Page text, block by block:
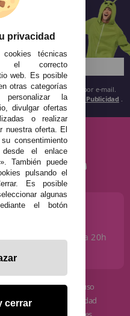
todo antes
novedades y tendencias por e-mail.
recogido en la Política de Publicidad .
AYUDA?
10 a 14h y de 17 a 20h
· Condiciones de uso
· Política de privacidad
privacidad
técnicas
el correcto
web. Es posible
otras categorías
la
divulgar ofertas
o realizar
nuestra oferta. El
consentimiento
el enlace
También puede
pulsando el
Es posible
algunas
el botón
cerrar